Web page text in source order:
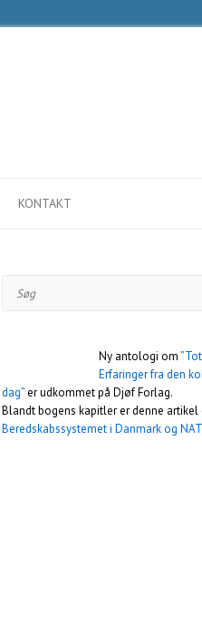
KONTAKT
Ny antologi om
Erfaringer fra den
dag”er udkommet på Djøf Forlag.
Blandt bogens kapitler er denne artikel
Beredskabssystemet i Danmark og